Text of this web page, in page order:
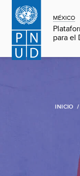
MÉXICO
para el
INICIO